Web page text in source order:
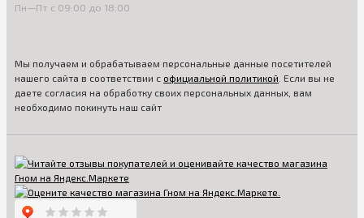
Пн—Пт с 09:00 до 18:00
Мы получаем и обрабатываем персональные данные посетителей
нашего сайта в соответствии с официальной политикой . Если вы не
даете согласия на обработку своих персональных данных, вам
необходимо покинуть наш сайт